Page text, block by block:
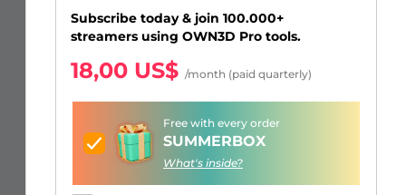
stream
Subscribe today & join 100.000+
streamers using OWN3D Pro tools.
18,00 US$ /month (paid quarterly)
Free with every order
SUMMERBOX
What's inside?